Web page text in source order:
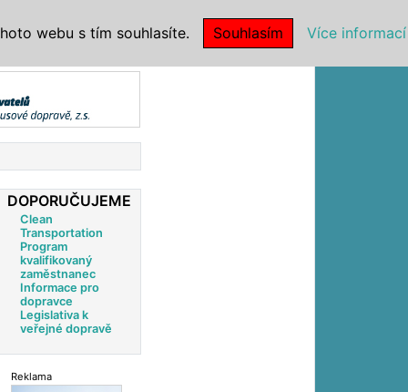
DOPORUČUJEME
Clean
Transportation
Program
kvalifikovaný
zaměstnanec
Informace pro
dopravce
Legislativa k
veřejné dopravě
Reklama
webu s tím souhlasíte. Souhlasím Více informací